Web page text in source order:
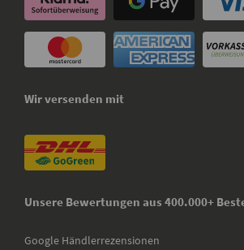
Wir versenden mit
Unsere Bewertungen aus 400.000+
Google Händlerrezensionen